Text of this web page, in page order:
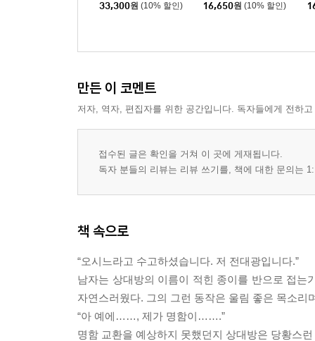
33,300원 (10% 할인) 16,650원 (10% 할인)
만든 이 코멘트
저자, 역자, 편집자를 위한 공간입니다. 독자들에게 전하
접수된 글은 확인을 거쳐 이 곳에 게재됩니다.
독자 분들의 리뷰는 리뷰 쓰기를, 책에 대한 문의는
책 속으로
“오시느라고 수고하셨습니다. 저 전대광입니다.”
남자는 상대방의 이름이 적힌 종이를 반으로 접
자연스러웠다. 그의 그런 동작은 울림 좋은 목소
“아 예에……, 제가 명함이…….”
명함 교환을 예상하지 못했던지 상대방은 당황스